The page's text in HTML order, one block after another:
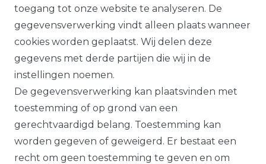
Alle prijzen plus btw. Onze aanbiedingen
zijn alleen geldig voor handelaars en
overheden.
Alle op deze website getoonde producten
en productinformatie dienen uitsluitend
ter algemene informatie. Er kunnen
verschillen zijn tussen de op de website
getoonde producten en de daadwerkelijk
geleverde modellen.
toegang tot onze website te analyseren. De
gegevensverwerking vindt alleen plaats wanneer
cookies worden geplaatst. Wij delen deze
gegevens met derde partijen die wij in de
instellingen noemen.
De gegevensverwerking kan plaatsvinden met
toestemming of op grond van een
gerechtvaardigd belang. Toestemming kan
worden gegeven of geweigerd. Er bestaat een
recht om geen toestemming te geven en om